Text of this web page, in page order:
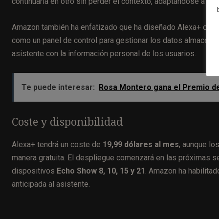
Amazon también ha enfatizado que ha diseñado Alexa+ con
como un panel de control para gestionar los datos
asistente con la información personal de los usuarios.
Te puede interesar: Rosa Montero gana el Premio
Coste y disponibilidad
Alexa+ tendrá un coste de 19,99 dólares al mes, aunque
manera gratuita. El despliegue comenzará en las próximas
dispositivos Echo Show 8, 10, 15 y 21 . Amazon ha
anticipada al asistente.